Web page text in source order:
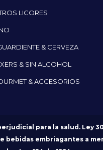
LICORES
& CERVEZA
& SIN ALCOHOL
& ACCESORIOS
para la salud. Ley
bebidas embriagantes a